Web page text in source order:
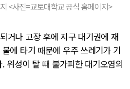
<사진=교토대학교 공식 홈페이지>
거나 고장 후에 지구 대기권에 재
에 타기 때문에 우주 쓰레기가 기
위성이 탈 때 불가피한 대기오염의